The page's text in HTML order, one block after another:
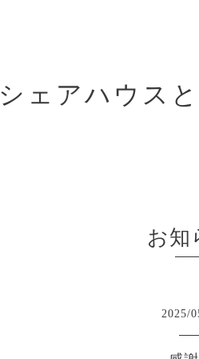
シェアハウス
お知
2025/